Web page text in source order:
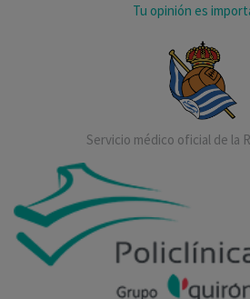
Tu opinión es
Servicio médico oficial de la